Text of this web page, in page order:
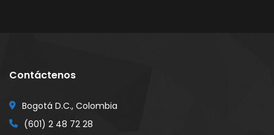
Contáctenos
Bogotá D.C., Colombia
(601) 2 48 72 28